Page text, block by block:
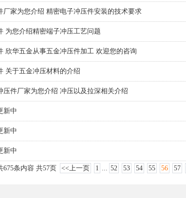
厂家为您介绍 精密电子冲压件安装的技术要求
为您介绍精密端子冲压工艺问题
欣华五金从事五金冲压件加工 欢迎您的咨询
关于五金冲压材料的介绍
压件厂家为您介绍 冲压以及拉深相关介绍
新中
新中
新中
675条内容 共57页 <<上一页 1 ... 52 53 54 55 56 57